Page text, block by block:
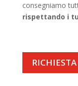
consegniamo
rispettando i